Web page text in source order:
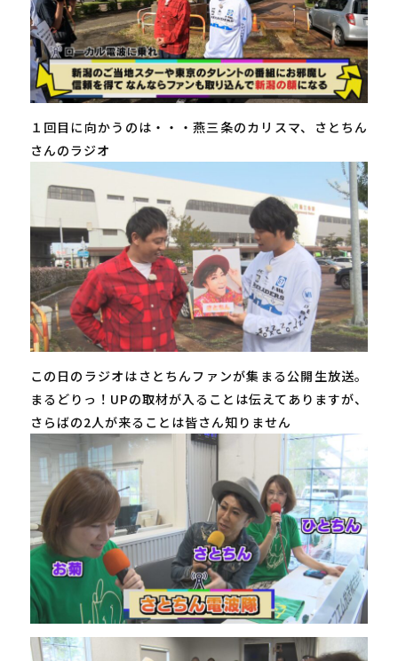
１回目に向かうのは・・・燕三条のカリスマ、さとちん
さんのラジオ
この日のラジオはさとちんファンが集まる公開生放送。
まるどりっ！UPの取材が入ることは伝えてありますが、
さらばの2人が来ることは皆さん知りません